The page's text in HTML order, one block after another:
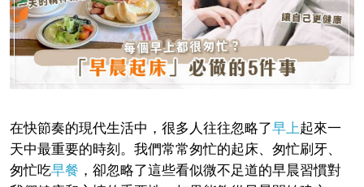
在快節奏的現代生活中，很多人往往忽略了早上起來一
天中最重要的時刻。我們常常匆忙的起床、匆忙刷牙、
匆忙吃早餐 ，卻忽略了這些看似微不足道的早晨習慣對